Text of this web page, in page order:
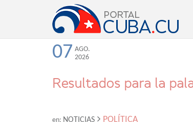
07 AGO.
2026
Resultados para la
en: NOTICIAS
POLÍTICA